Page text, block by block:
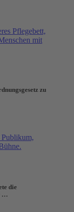
zu
die
…